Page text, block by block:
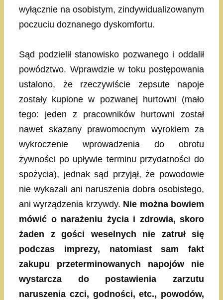
wyłącznie na osobistym, zindywidualizowanym
poczuciu doznanego dyskomfortu.
Sąd podzielił stanowisko pozwanego i oddalił
powództwo. Wprawdzie w toku postępowania
ustalono, że rzeczywiście zepsute napoje
zostały kupione w pozwanej hurtowni (mało
tego: jeden z pracowników hurtowni został
nawet skazany prawomocnym wyrokiem za
wykroczenie wprowadzenia do obrotu
żywności po upływie terminu przydatności do
spożycia), jednak sąd przyjął, że powodowie
nie wykazali ani naruszenia dobra osobistego,
ani wyrządzenia krzywdy. Nie można bowiem
mówić o narażeniu życia i zdrowia, skoro
żaden z gości weselnych nie zatruł się
podczas imprezy, natomiast sam fakt
zakupu przeterminowanych napojów nie
wystarcza do postawienia zarzutu
naruszenia czci, godności, etc., powodów,